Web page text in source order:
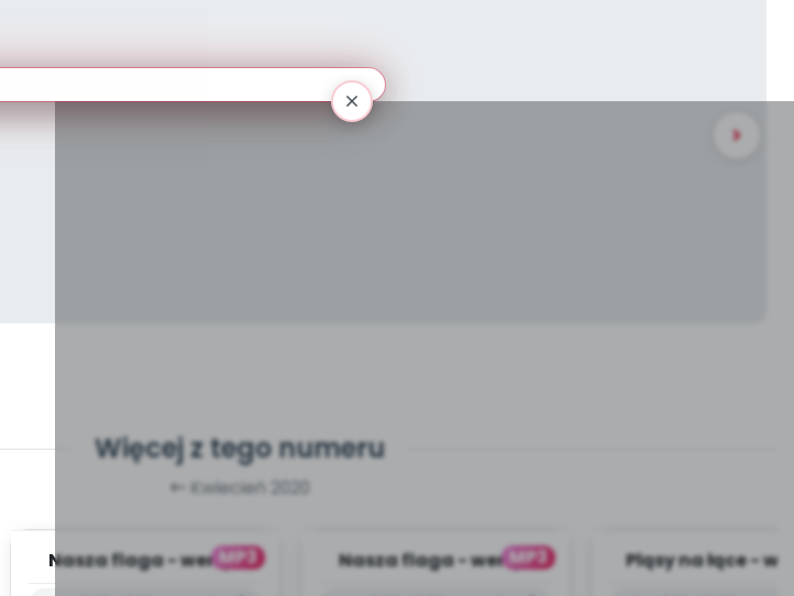
Więcej z tego numeru
Kwiecień 2020
MP3
Nasza flaga - wersja
MP3
Nasza flaga - wersja
Pląsy na łące -